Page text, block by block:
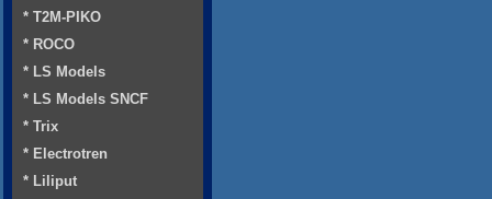
* T2M-PIKO
* ROCO
* LS Models
* LS Models SNCF
* Trix
* Electrotren
* Liliput